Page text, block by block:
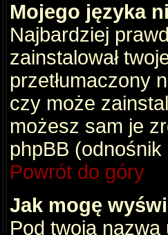
Mojego języka
Najbardziej
zainstalował
przetłumaczony
czy może
możesz sam je
phpBB
Powrót do góry
Jak mogę
Pod twoją